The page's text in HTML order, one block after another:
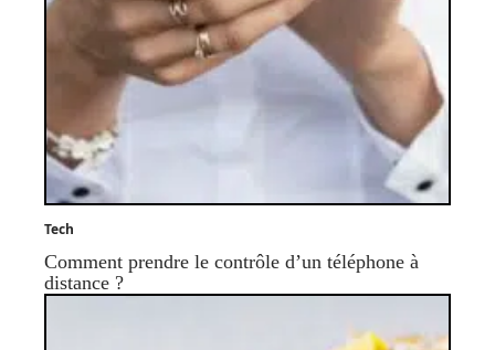
Tech
Comment prendre le contrôle d’un téléphone à
distance ?